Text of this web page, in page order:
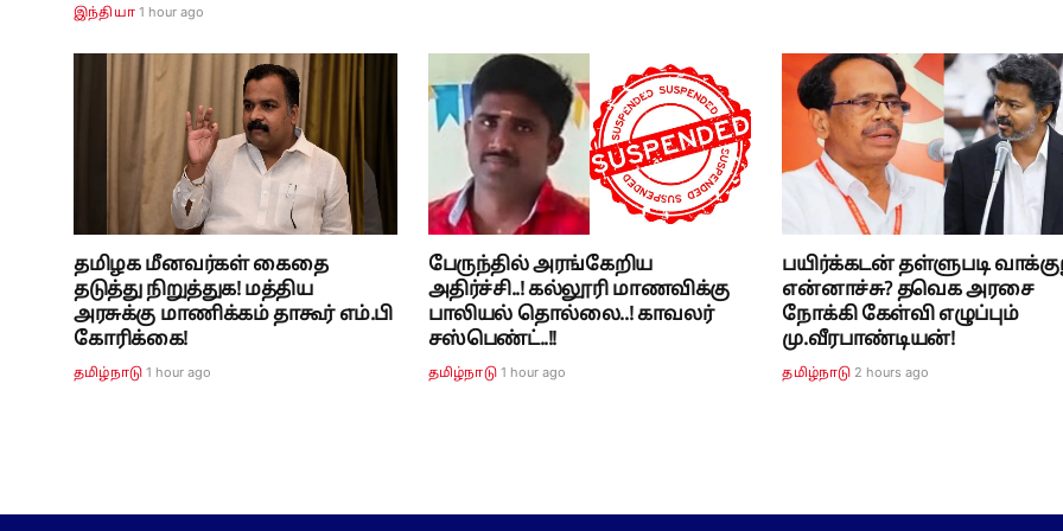
இந்தியா 1 hour ago
தமிழக மீனவர்கள் கைதை
தடுத்து நிறுத்துக! மத்திய
அரசுக்கு மாணிக்கம் தாகூர் எம்.பி
கோரிக்கை!
தமிழ்நாடு 1 hour ago
பேருந்தில் அரங்கேறிய
அதிர்ச்சி..! கல்லூரி மாணவிக்கு
பாலியல் தொல்லை..! காவலர்
சஸ்பெண்ட்..!!
தமிழ்நாடு 1 hour ago
பயிர்க்கடன் தள்ளுபடி
என்னாச்சு? தவெக அரசை
நோக்கி கேள்வி எழுப்பும்
மு.வீரபாண்டியன்!
தமிழ்நாடு 2 hours ago